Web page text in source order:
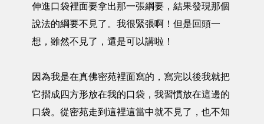
伸進口袋裡面要拿出那一張綱要，結果發現那個
說法的綱要不見了。我很緊張啊！但是回頭一
想，雖然不見了，還是可以講啦！
因為我是在真佛密苑裡面寫的，寫完以後我就把
它摺成四方形放在我的口袋，我習慣放在這邊的
口袋。從密苑走到這裡這當中就不見了，也不知